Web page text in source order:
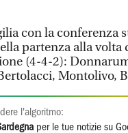
con la conferenza
partenza alla volta
(4-4-2):
Montolivo,
l'algoritmo:
per le tue notizie su